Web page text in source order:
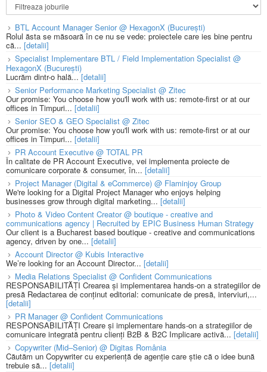
BTL Account Manager Senior @ HexagonX (București)
Rolul ăsta se măsoară în ce nu se vede: proiectele care ies bine pentru
că... [detalii]
Specialist Implementare BTL / Field Implementation Specialist @
HexagonX (București)
Lucrăm dintr-o hală...[detalii]
Senior Performance Marketing Specialist @ Zitec
Our promise: You choose how you'll work with us: remote-first or at our
offices in Timpuri... [detalii]
Senior SEO & GEO Specialist @ Zitec
Our promise: You choose how you'll work with us: remote-first or at our
offices in Timpuri... [detalii]
PR Account Executive @ TOTAL PR
În calitate de PR Account Executive, vei implementa proiecte de
comunicare corporate & consumer, în... [detalii]
Project Manager (Digital & eCommerce) @ Flaminjoy Group
We're looking for a Digital Project Manager who enjoys helping
businesses grow through digital marketing... [detalii]
Photo & Video Content Creator @ boutique - creative and
communications agency | Recruited by EPIC Business Human Strategy
Our client is a Bucharest based boutique - creative and communications
agency, driven by one... [detalii]
Account Director @ Kubis Interactive
We’re looking for an Account Director... [detalii]
Media Relations Specialist @ Confident Communications
RESPONSABILITĂȚI Crearea și implementarea hands-on a strategiilor de
presă Redactarea de conținut editorial: comunicate de presă, interviuri,...
[detalii]
PR Manager @ Confident Communications
RESPONSABILITĂȚI Creare și implementare hands-on a strategiilor de
comunicare integrată pentru clienți B2B & B2C Implicare activă... [detalii]
Copywriter (Mid–Senior) @ Digitas România
Căutăm un Copywriter cu experiență de agenție care știe că o idee bună
trebuie să... [detalii]